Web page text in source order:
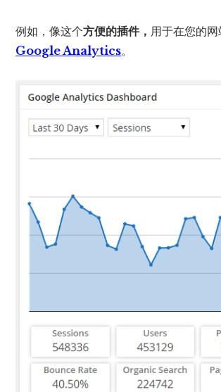
例如，像这个方便的插件， 用于在您的
Google Analytics。